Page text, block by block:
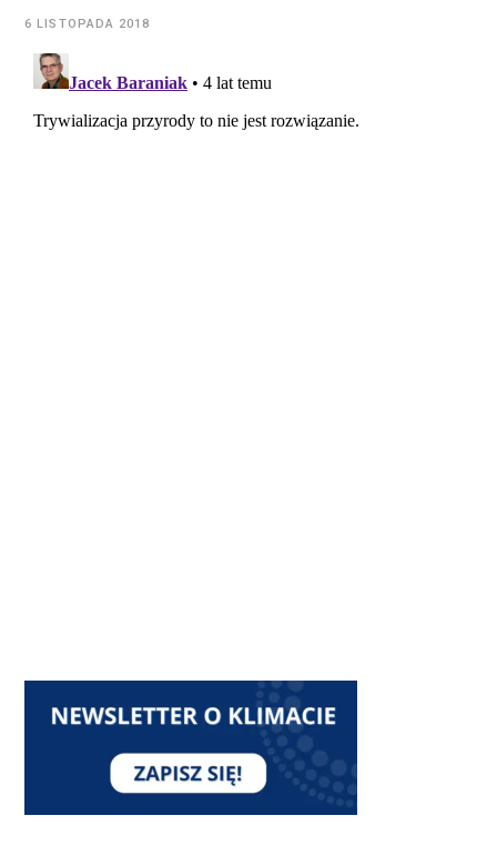
6 LISTOPADA 2018